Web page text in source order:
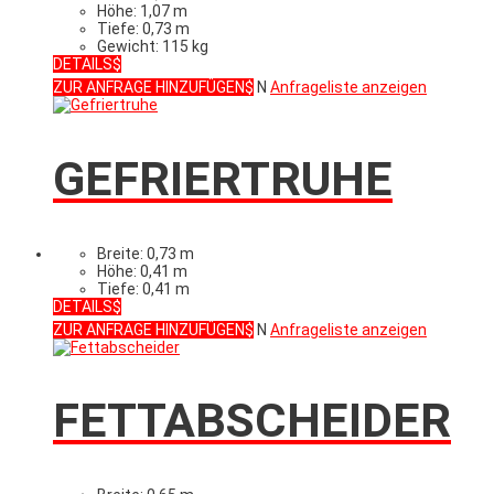
Höhe: 1,07 m
Tiefe: 0,73 m
Gewicht: 115 kg
DETAILS
ZUR ANFRAGE HINZUFÜGEN
N Anfrageliste anzeigen
GEFRIERTRUHE
Breite: 0,73 m
Höhe: 0,41 m
Tiefe: 0,41 m
DETAILS
ZUR ANFRAGE HINZUFÜGEN
N Anfrageliste anzeigen
FETTABSCHEIDER